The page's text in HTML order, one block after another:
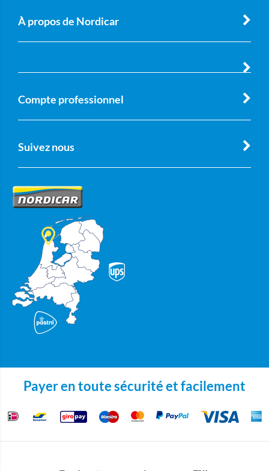
À propos de Nordicar
Compte professionnel
Suivez nous
Payer en toute sécurité et facilement